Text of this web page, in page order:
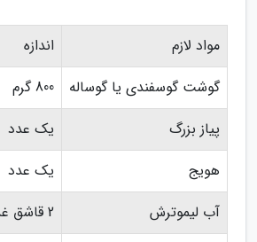
مواد لازم
اندازه
گوشت گوسفندی یا گوساله
800 گرم
پیاز بزرگ
یک عدد
هویج
یک عدد
آب لیموترش
2 قاشق غذاخوری